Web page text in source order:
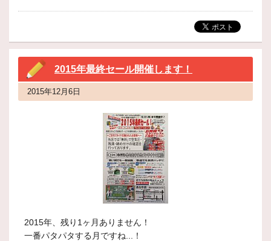
2015年最終セール開催します！
2015年12月6日
2015年、残り1ヶ月ありません！
一番パタパタする月ですね...！